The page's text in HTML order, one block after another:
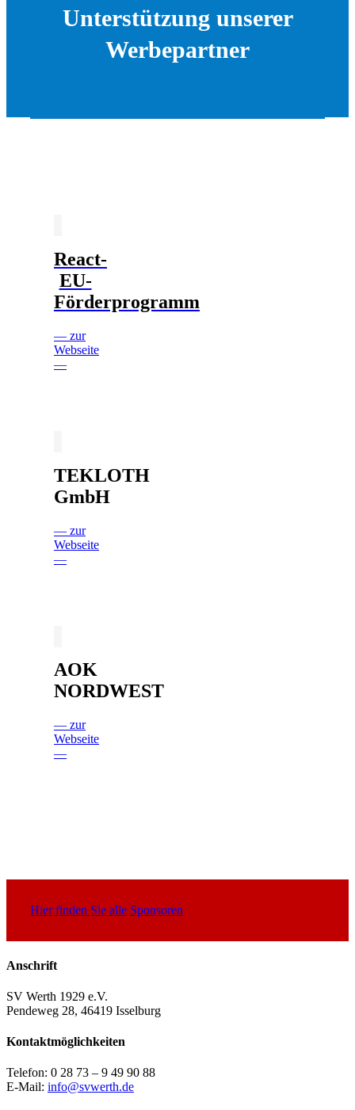
Unterstützung unserer
Werbepartner
React-
EU-
Förderprogramm
— zur
Webseite
—
TEKLOTH
GmbH
— zur
Webseite
—
AOK
NORDWEST
— zur
Webseite
—
Hier finden Sie alle Sponsoren
Anschrift
SV Werth 1929 e.V.
Pendeweg 28, 46419 Isselburg
Kontaktmöglichkeiten
Telefon: 0 28 73 – 9 49 90 88
E-Mail: info@svwerth.de